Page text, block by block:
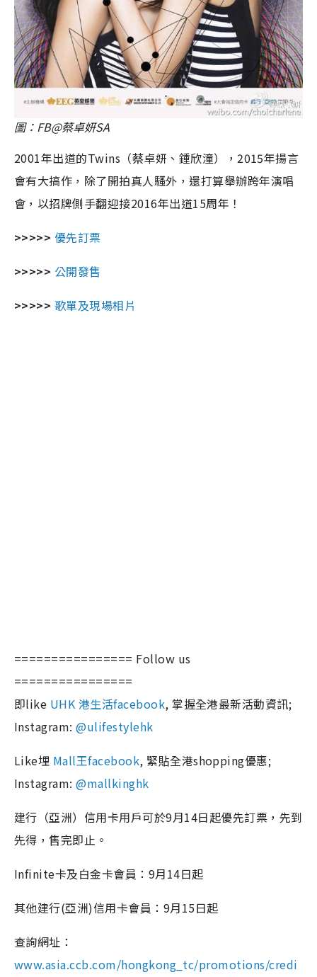
圖：FB@蔡卓妍SA
2001年出道的Twins（蔡卓妍、鍾欣潼），2015年揚言
會有大搞作，除了開拍真人騷外，還打算舉辦跨年演唱
會，以招牌側手翻迎接2016年出道15周年！
>>>>> 優先訂票
>>>>> 公開發售
>>>>> 歌單及現場相片
================ Follow us
================
即like UHK 港生活facebook, 掌握全港最新活動資訊;
Instagram:@ulifestylehk
Like埋 Mall王facebook, 緊貼全港shopping優惠;
Instagram:@mallkinghk
建行（亞洲）信用卡用戶可於9月14日起優先訂票，先到
先得，售完即止。
Infinite卡及白金卡會員：9月14日起
其他建行(亞洲)信用卡會員：9月15日起
查詢網址：
www.asia.ccb.com/hongkong_tc/promotions/credi